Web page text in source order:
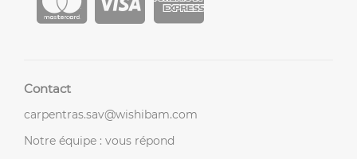
Contact
carpentras.sav@wishibam.com
Notre équipe : vous répond